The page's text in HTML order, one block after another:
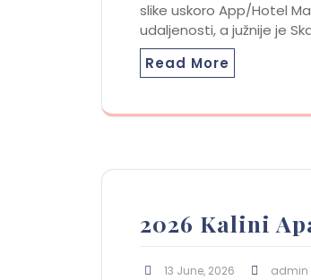
slike uskoro App/Hotel
udaljenosti, a južnije je
Read More
2026 Kalini
13 June, 2026 admin